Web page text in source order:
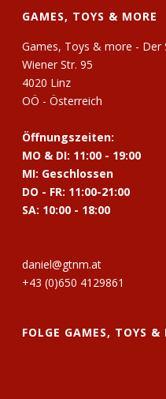
GAMES, TOYS & MORE
Games, Toys & more - Der
Wiener Str. 95
4020 Linz
OÖ - Österreich
Öffnungszeiten:
MO & DI: 11:00 - 19:00
MI: Geschlossen
DO - FR: 11:00-21:00
SA: 10:00 - 18:00
daniel@gtnm.at
+43 (0)650 4129861
FOLGE GAMES, TOYS &